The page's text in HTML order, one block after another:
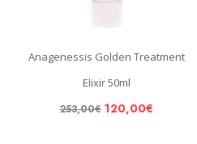
Anagenessis Golden Treatment
Elixir 50ml
253,00€ 120,00€